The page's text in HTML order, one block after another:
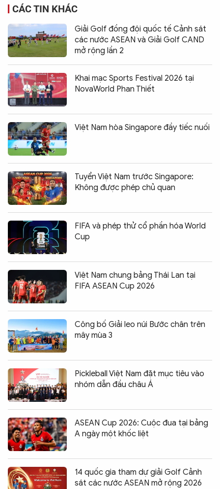
CÁC TIN KHÁC
Giải Golf đồng đội quốc tế Cảnh sát
các nước ASEAN và Giải Golf CAND
mở rộng lần 2
Khai mạc Sports Festival 2026 tại
NovaWorld Phan Thiết
Việt Nam hòa Singapore đầy tiếc nuối
Tuyển Việt Nam trước Singapore:
Không được phép chủ quan
FIFA và phép thử cổ phần hóa World
Cup
Việt Nam chung bảng Thái Lan tại
FIFA ASEAN Cup 2026
Công bố Giải leo núi Bước chân trên
mây mùa 3
Pickleball Việt Nam đặt mục tiêu vào
nhóm dẫn đầu châu Á
ASEAN Cup 2026: Cuộc đua tại bảng
A ngày một khốc liệt
14 quốc gia tham dự giải Golf Cảnh
sát các nước ASEAN mở rộng 2026